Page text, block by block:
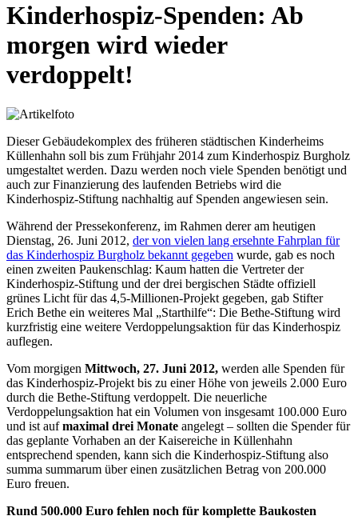
Kinderhospiz-Spenden: Ab
morgen wird wieder
verdoppelt!
Dieser Gebäudekomplex des früheren städtischen Kinderheims
Küllenhahn soll bis zum Frühjahr 2014 zum Kinderhospiz Burgholz
umgestaltet werden. Dazu werden noch viele Spenden benötigt und
auch zur Finanzierung des laufenden Betriebs wird die
Kinderhospiz-Stiftung nachhaltig auf Spenden angewiesen sein.
Während der Pressekonferenz, im Rahmen derer am heutigen
Dienstag, 26. Juni 2012, der von vielen lang ersehnte Fahrplan für
das Kinderhospiz Burgholz bekannt gegeben wurde, gab es noch
einen zweiten Paukenschlag: Kaum hatten die Vertreter der
Kinderhospiz-Stiftung und der drei bergischen Städte offiziell
grünes Licht für das 4,5-Millionen-Projekt gegeben, gab Stifter
Erich Bethe ein weiteres Mal „Starthilfe“: Die Bethe-Stiftung wird
kurzfristig eine weitere Verdoppelungsaktion für das Kinderhospiz
auflegen.
Vom morgigen Mittwoch, 27. Juni 2012, werden alle Spenden für
das Kinderhospiz-Projekt bis zu einer Höhe von jeweils 2.000 Euro
durch die Bethe-Stiftung verdoppelt. Die neuerliche
Verdoppelungsaktion hat ein Volumen von insgesamt 100.000 Euro
und ist aufmaximal drei Monate angelegt – sollten die Spender für
das geplante Vorhaben an der Kaisereiche in Küllenhahn
entsprechend spenden, kann sich die Kinderhospiz-Stiftung also
summa summarum über einen zusätzlichen Betrag von 200.000
Euro freuen.
Rund 500.000 Euro fehlen noch für komplette Baukosten